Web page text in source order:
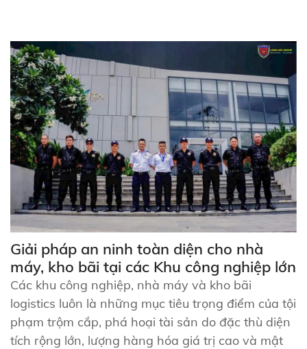
Giải pháp an ninh toàn diện cho nhà
máy, kho bãi tại các Khu công nghiệp lớn
Các khu công nghiệp, nhà máy và kho bãi
logistics luôn là những mục tiêu trọng điểm của tội
phạm trộm cắp, phá hoại tài sản do đặc thù diện
tích rộng lớn, lượng hàng hóa giá trị cao và mật